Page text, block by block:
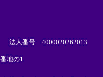
法人番号 4000020262013
地の1